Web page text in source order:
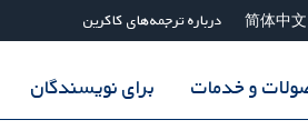
简体中文 درباره ترجمه‌های کاکرین
و خدمات برای نویسندگان